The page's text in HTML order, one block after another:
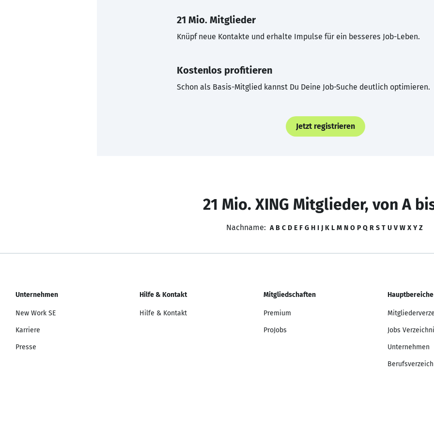
21 Mio. Mitglieder
Knüpf neue Kontakte und erhalte Impulse für ein besseres Job-Leben.
Kostenlos profitieren
Schon als Basis-Mitglied kannst Du Deine Job-Suche deutlich optimieren.
Jetzt registrieren
21 Mio. XING Mitglieder, von A
Nachname: A B C D E F G H I J K L M N O P Q R S T U V W X Y Z
Unternehmen
New Work SE
Karriere
Presse
Hilfe & Kontakt
Hilfe & Kontakt
Mitgliedschaften
Premium
ProJobs
Hauptbereiche
Jobs
Unternehmen